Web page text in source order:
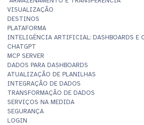
VISUALIZAÇÃO
DESTINOS
PLATAFORMA
INTELIGÊNCIA ARTIFICIAL: DASHBOARDS E
CHATGPT
MCP SERVER
DADOS PARA DASHBOARDS
ATUALIZAÇÃO DE PLANILHAS
INTEGRAÇÃO DE DADOS
TRANSFORMAÇÃO DE DADOS
SERVIÇOS NA MEDIDA
SEGURANÇA
LOGIN